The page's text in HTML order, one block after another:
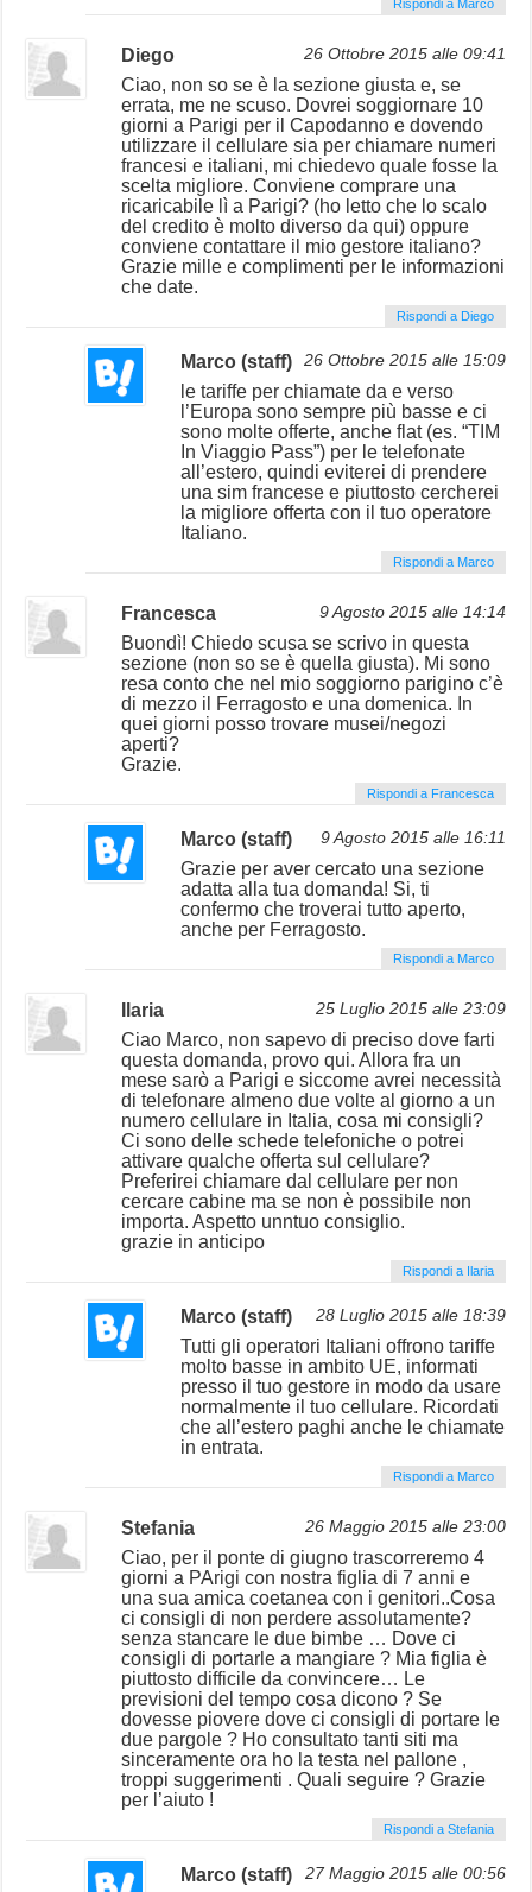
Rispondi a Marco
Diego 26 Ottobre 2015 alle 09:41
Ciao, non so se è la sezione giusta e, se
errata, me ne scuso. Dovrei soggiornare 10
giorni a Parigi per il Capodanno e dovendo
utilizzare il cellulare sia per chiamare numeri
francesi e italiani, mi chiedevo quale fosse la
scelta migliore. Conviene comprare una
ricaricabile lì a Parigi? (ho letto che lo scalo
del credito è molto diverso da qui) oppure
conviene contattare il mio gestore italiano?
Grazie mille e complimenti per le informazioni
che date.
Rispondi a Diego
Marco (staff) 26 Ottobre 2015 alle 15:09
le tariffe per chiamate da e verso
l’Europa sono sempre più basse e ci
sono molte offerte, anche flat (es. “TIM
In Viaggio Pass”) per le telefonate
all’estero, quindi eviterei di prendere
una sim francese e piuttosto cercherei
la migliore offerta con il tuo operatore
Italiano.
Rispondi a Marco
Francesca 9 Agosto 2015 alle 14:14
Buondì! Chiedo scusa se scrivo in questa
sezione (non so se è quella giusta). Mi sono
resa conto che nel mio soggiorno parigino c’è
di mezzo il Ferragosto e una domenica. In
quei giorni posso trovare musei/negozi
aperti?
Grazie.
Rispondi a Francesca
Marco (staff) 9 Agosto 2015 alle 16:11
Grazie per aver cercato una sezione
adatta alla tua domanda! Si, ti
confermo che troverai tutto aperto,
anche per Ferragosto.
Rispondi a Marco
Ilaria 25 Luglio 2015 alle 23:09
Ciao Marco, non sapevo di preciso dove farti
questa domanda, provo qui. Allora fra un
mese sarò a Parigi e siccome avrei necessità
di telefonare almeno due volte al giorno a un
numero cellulare in Italia, cosa mi consigli?
Ci sono delle schede telefoniche o potrei
attivare qualche offerta sul cellulare?
Preferirei chiamare dal cellulare per non
cercare cabine ma se non è possibile non
importa. Aspetto unntuo consiglio.
grazie in anticipo
Rispondi a Ilaria
Marco (staff) 28 Luglio 2015 alle 18:39
Tutti gli operatori Italiani offrono tariffe
molto basse in ambito UE, informati
presso il tuo gestore in modo da usare
normalmente il tuo cellulare. Ricordati
che all’estero paghi anche le chiamate
in entrata.
Rispondi a Marco
Stefania 26 Maggio 2015 alle 23:00
Ciao, per il ponte di giugno trascorreremo 4
giorni a PArigi con nostra figlia di 7 anni e
una sua amica coetanea con i genitori..Cosa
ci consigli di non perdere assolutamente?
senza stancare le due bimbe … Dove ci
consigli di portarle a mangiare ? Mia figlia è
piuttosto difficile da convincere… Le
previsioni del tempo cosa dicono ? Se
dovesse piovere dove ci consigli di portare le
due pargole ? Ho consultato tanti siti ma
sinceramente ora ho la testa nel pallone ,
troppi suggerimenti . Quali seguire ? Grazie
per l’aiuto !
Rispondi a Stefania
Marco (staff) 27 Maggio 2015 alle 00:56